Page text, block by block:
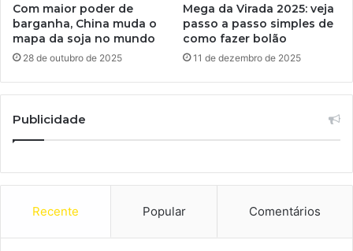
Com maior poder de
barganha, China muda o
mapa da soja no mundo
28 de outubro de 2025
Mega da Virada 2025: veja
passo a passo simples de
como fazer bolão
11 de dezembro de 2025
Publicidade
Recente Popular Comentários